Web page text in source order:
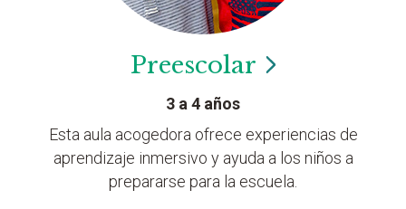
Preescolar
3 a 4 años
Esta aula acogedora ofrece experiencias de
aprendizaje inmersivo y ayuda a los niños a
prepararse para la escuela.